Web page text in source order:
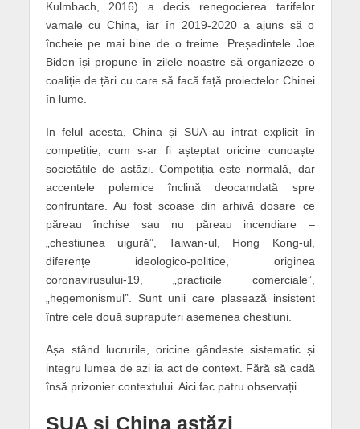
Kulmbach, 2016) a decis renegocierea tarifelor
vamale cu China, iar în 2019-2020 a ajuns să o
încheie pe mai bine de o treime. Președintele Joe
Biden își propune în zilele noastre să organizeze o
coaliție de țări cu care să facă față proiectelor Chinei
în lume.
In felul acesta, China și SUA au intrat explicit în
competiție, cum s-ar fi așteptat oricine cunoaște
societățile de astăzi. Competiția este normală, dar
accentele polemice înclină deocamdată spre
confruntare. Au fost scoase din arhivă dosare ce
păreau închise sau nu păreau incendiare –
„chestiunea uigură”, Taiwan-ul, Hong Kong-ul,
diferențe ideologico-politice, originea
coronavirusului-19, „practicile comerciale”,
„hegemonismul”. Sunt unii care plasează insistent
între cele două supraputeri asemenea chestiuni.
Așa stând lucrurile, oricine gândește sistematic și
integru lumea de azi ia act de context. Fără să cadă
însă prizonier contextului. Aici fac patru observații.
SUA și China astăzi